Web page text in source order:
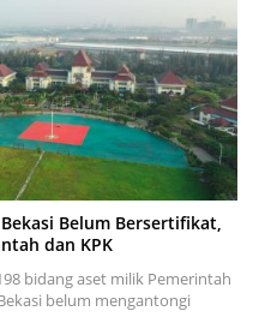
Belum Bersertifikat,
dan KPK
bidang aset milik Pemerintah
belum mengantongi